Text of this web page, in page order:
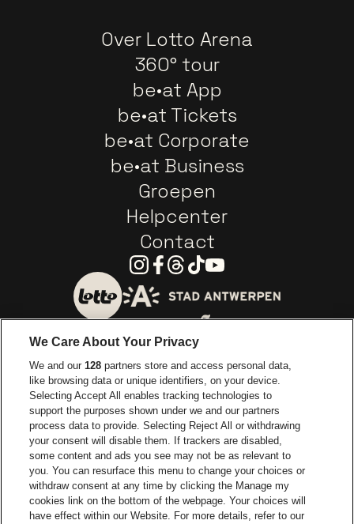
Over Lotto Arena
360° tour
be•at App
be•at Tickets
be•at Corporate
be•at Business
Groepen
Helpcenter
Contact
Instagram
Facebook
Threads
TiktokYoutube
Ga naar de website van
Ga naar de website van Europcar
Ga naar de
Ga naar de website van Coca-Cola
Ga naar de website van
Ga naar
Ga naar de website van Champagne
Ga naar de website
Ga naar de website van Het
Ga naar de
Lotto Arena is een deel vanbe•at
We Care About Your Privacy
We and our128 partners store and access personal data,
like browsing data or unique identifiers, on your device.
Selecting Accept All enables tracking technologies to
support the purposes shown under we and our partners
process data to provide. Selecting Reject All or withdrawing
your consent will disable them. If trackers are disabled,
some content and ads you see may not be as relevant to
you. You can resurface this menu to change your choices or
withdraw consent at any time by clicking the Manage my
cookies link on the bottom of the webpage. Your choices will
have effect within our Website. For more details, refer to our